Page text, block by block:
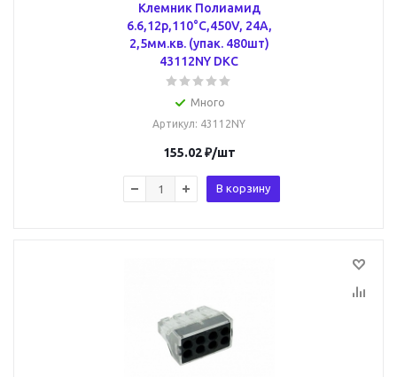
Клемник Полиамид
6.6,12р,110°С,450V, 24A,
2,5мм.кв. (упак. 480шт)
43112NY DKC
Много
Артикул: 43112NY
155.02₽/шт
В корзину